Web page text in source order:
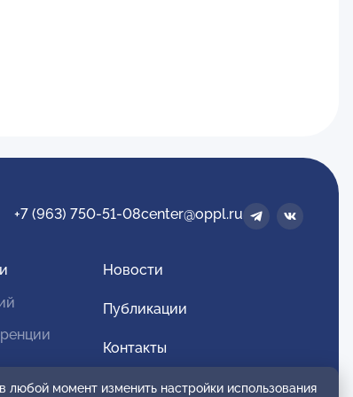
+7 (963) 750-51-08center@oppl.ru
Новости
Публикации
Контакты
Для спонсоров и партнеров
момент изменить настройки использования